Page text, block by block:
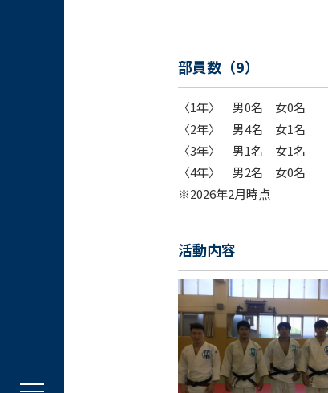
部員数（9）
〈1年〉 男0名 女0名
〈2年〉 男4名 女1名
〈3年〉 男1名 女1名
〈4年〉 男2名 女0名
※2026年2月時点
活動内容